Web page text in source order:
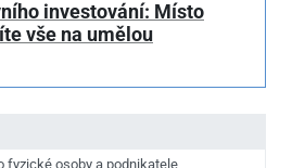
fyzické osoby a podnikatele
investování: Místo
vše na umělou